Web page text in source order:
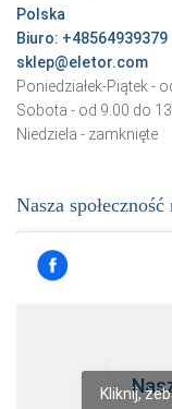
Polska
Biuro: +48564939379
sklep@eletor.com
Poniedziałek-Piątek -
Sobota - od 9.00 do
Niedziela - zamknięte
Nasza społeczność
Kliknij,